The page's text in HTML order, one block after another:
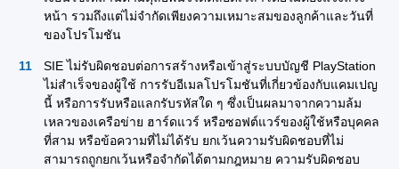
หน้า รวมถึงแต่ไม่จำกัดเพียงความเหมาะสมของลูกค้าและวันที่
ของโปรโมชัน
SIE ไม่รับผิดชอบต่อการสร้างหรือเข้าสู่ระบบบัญชี PlayStation
ไม่สำเร็จของผู้ใช้ การรับอีเมลโปรโมชันที่เกี่ยวข้องกับแคมเปญ
นี้ หรือการรับหรือแลกรับรหัสใด ๆ ซึ่งเป็นผลมาจากความล้ม
เหลวของเครือข่าย ฮาร์ดแวร์ หรือซอฟต์แวร์ของผู้ใช้หรือบุคคล
ที่สาม หรือข้อความที่ไม่ได้รับ ยกเว้นความรับผิดชอบที่ไม่
สามารถถูกยกเว้นหรือจำกัดได้ตามกฎหมาย ความรับผิดชอบ